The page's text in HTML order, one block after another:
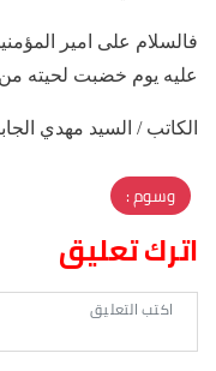
فالسلام على امير
عليه يوم خضبت لحيته
الكاتب / السيد مهدي
وسوم :
اترك تعليق